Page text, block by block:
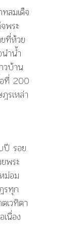
สมเด็จ
พระ
ที่ห้วย
ำน้ำ
วบ้าน
ที่ 200
รเหล่า
ปี รอย
พระ
ม่อม
รทุก
วทิตา
นื่อง